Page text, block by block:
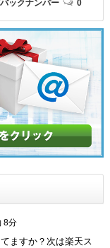
ックナンバー 0
8分
ますか？次は楽天ス